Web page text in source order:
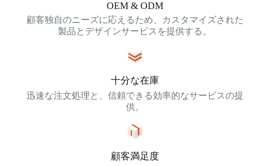
OEM & ODM
顧客独自のニーズに応えるため、カスタマイズされた
製品とデザインサービスを提供する。
十分な在庫
迅速な注文処理と、信頼できる効率的なサービスの提
供。
顧客満足度